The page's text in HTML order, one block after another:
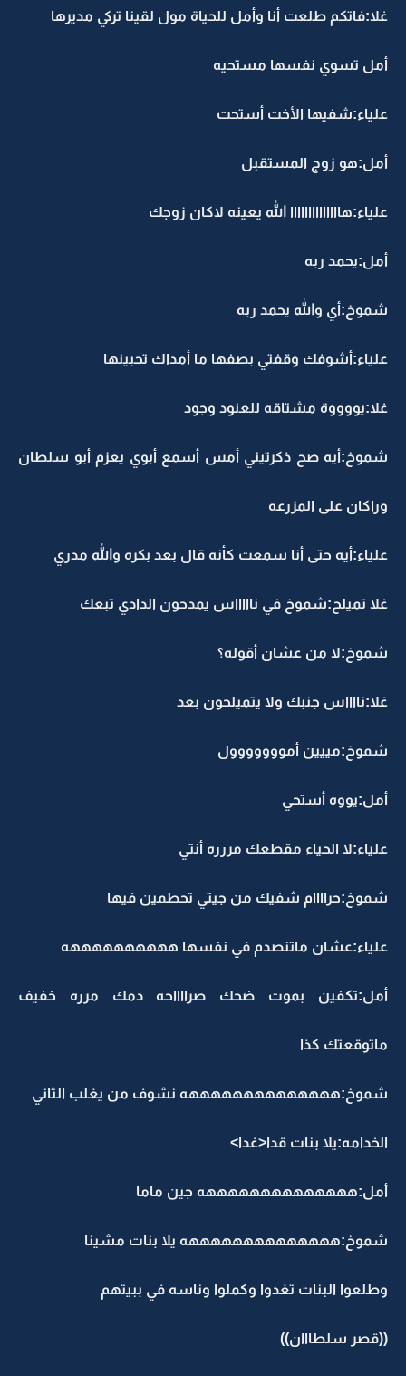
غلا:فاتكم طلعت أنا وأمل للحياة مول لقينا تركي مديرها
أمل تسوي نفسها مستحيه
علياء:شفيها الأخت أستحت
أمل:هو زوج المستقبل
علياء:هاااااااااااااا الله يعينه لاكان زوجك
أمل:يحمد ربه
شموخ:أي والله يحمد ربه
علياء:أشوفك وقفتي بصفها ما أمداك تحبينها
غلا:يووووة مشتاقه للعنود وجود
شموخ:أيه صح ذكرتيني أمس أسمع أبوي يعزم أبو سلطان
وراكان على المزرعه
علياء:أيه حتى أنا سمعت كأنه قال بعد بكره والله مدري
غلا تميلح:شموخ في ناااااس يمدحون الدادي تبعك
شموخ:لا من عشان أقوله؟
غلا:نااااس جنبك ولا يتميلحون بعد
شموخ:مييين أمووووووول
أمل:يووه أستحي
علياء:لا الحياء مقطعك مررره أنتي
شموخ:حراااام شفيك من جيتي تحطمين فيها
علياء:عشان ماتنصدم في نفسها ههههههههههه
أمل:تكفين بموت ضحك صرااااحه دمك مرره خفيف
ماتوقعتك كذا
شموخ:ههههههههههههههه نشوف من يغلب الثاني
الخدامه:يلا بنات قدا<غدا>
أمل:ههههههههههههههه جين ماما
شموخ:ههههههههههههههه يلا بنات مشينا
وطلعوا البنات تغدوا وكملوا وناسه في ببيتهم
((قصر سلطااان))